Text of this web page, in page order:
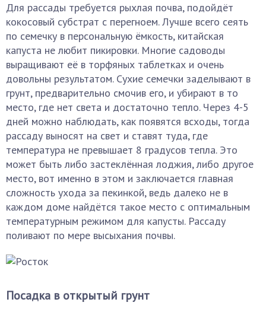
Для рассады требуется рыхлая почва, подойдёт
кокосовый субстрат с перегноем. Лучше всего сеять
по семечку в персональную ёмкость, китайская
капуста не любит пикировки. Многие садоводы
выращивают её в торфяных таблетках и очень
довольны результатом. Сухие семечки заделывают в
грунт, предварительно смочив его, и убирают в то
место, где нет света и достаточно тепло. Через 4-5
дней можно наблюдать, как появятся всходы, тогда
рассаду выносят на свет и ставят туда, где
температура не превышает 8 градусов тепла. Это
может быть либо застеклённая лоджия, либо другое
место, вот именно в этом и заключается главная
сложность ухода за пекинкой, ведь далеко не в
каждом доме найдётся такое место с оптимальным
температурным режимом для капусты. Рассаду
поливают по мере высыхания почвы.
Посадка в открытый грунт